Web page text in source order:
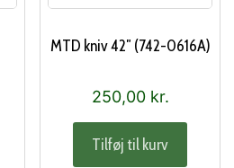
MTD kniv 42″ (742-0616A)
250,00 kr.
Tilføj til kurv